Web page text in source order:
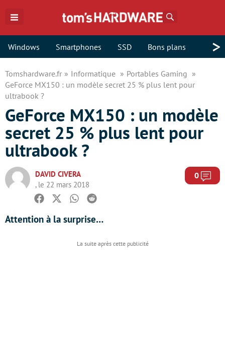
Windows Smartphones SSD Bons plans >
Tomshardware.fr Informatique
Portables Gaming
GeForce MX150 : un modèle secret 25 % plus lent pour
ultrabook ?
GeForce MX150 : un modèle
secret 25 % plus lent pour
ultrabook ?
DAVID CIVERA
, le 22 mars 2018
0
Facebook
TwitterWhatsapp
Reddit
Attention à la surprise…